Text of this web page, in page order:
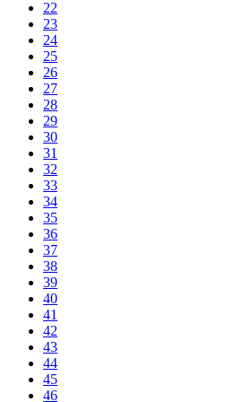
22
23
24
25
26
27
28
29
30
31
32
33
34
35
36
37
38
39
40
41
42
43
44
45
46